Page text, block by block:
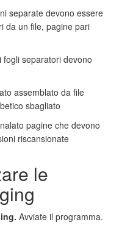
separate devono essere
da un file, pagine pari
separatori devono
assemblato da file
sbagliato
pagine che devono
riscansionate
le
Avviate il programma.